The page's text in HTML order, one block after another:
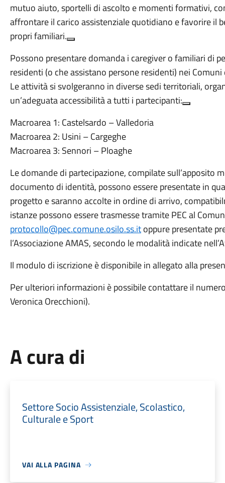
mutuo aiuto, sportelli di ascolto e momenti formativi,
affrontare il carico assistenziale quotidiano e favorire il
propri familiari.
Possono presentare domanda i caregiver o familiari di
residenti (o che assistano persone residenti) nei
Le attività si svolgeranno in diverse sedi territoriali,
un’adeguata accessibilità a tutti i partecipanti:
Macroarea 1: Castelsardo – Valledoria
Macroarea 2: Usini – Cargeghe
Macroarea 3: Sennori – Ploaghe
Le domande di partecipazione, compilate sull’apposito
documento di identità, possono essere presentate in
progetto e saranno accolte in ordine di arrivo,
istanze possono essere trasmesse tramite PEC al
protocollo@pec.comune.osilo.ss.itoppure presentate
l’Associazione AMAS, secondo le modalità indicate
Il modulo di iscrizione è disponibile in allegato alla
Per ulteriori informazioni è possibile contattare il
Veronica Orecchioni).
A cura di
Settore Socio Assistenziale, Scolastico,
Culturale e Sport
VAI ALLA PAGINA